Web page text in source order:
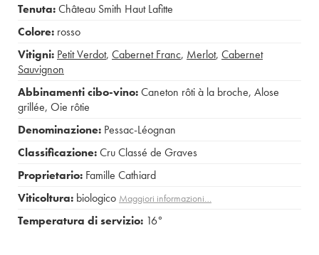
Tenuta:Château Smith Haut Lafitte
Colore: rosso
Vitigni: Petit Verdot, Cabernet Franc, Merlot, Cabernet
Sauvignon
Abbinamenti cibo-vino:Caneton rôti à la broche, Alose
grillée, Oie rôtie
Denominazione: Pessac-Léognan
Classificazione:Cru Classé de Graves
Proprietario: Famille Cathiard
Viticoltura: biologico Maggiori informazioni…
Temperatura di servizio: 16°